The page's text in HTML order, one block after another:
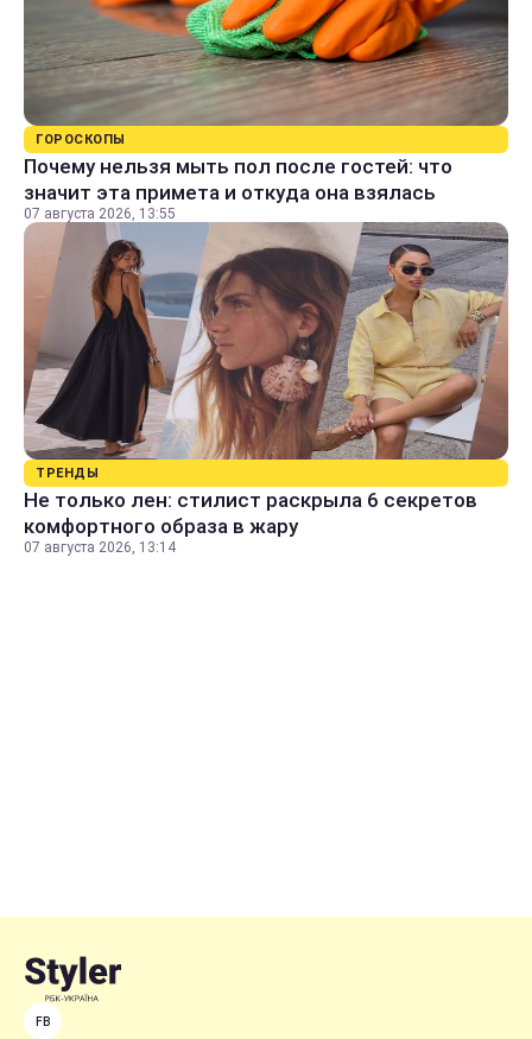
ГОРОСКОПЫ
Почему нельзя мыть пол после гостей: что
значит эта примета и откуда она взялась
07 августа 2026, 13:55
ТРЕНДЫ
Не только лен: стилист раскрыла 6 секретов
комфортного образа в жару
07 августа 2026, 13:14
FB